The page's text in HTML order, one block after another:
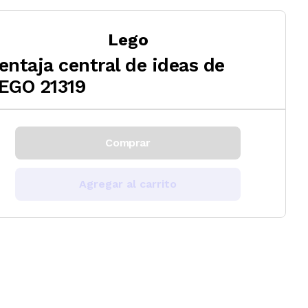
Lego
central de ideas de
21319
Comprar
Agregar al carrito